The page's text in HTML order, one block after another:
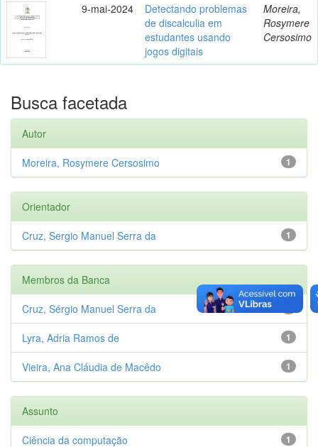
9-mai-2024
Detectando problemas
de discalculia em
estudantes usando
jogos digitais
Moreira,
Rosymere
Cersosimo
Busca facetada
Autor
1
Moreira, Rosymere Cersosimo
Orientador
1
Cruz, Sergio Manuel Serra da
Membros da Banca
Cruz, Sérgio Manuel Serra da
1
Lyra, Adria Ramos de
1
Vieira, Ana Cláudia de Macêdo
Assunto
1
Ciência da computação